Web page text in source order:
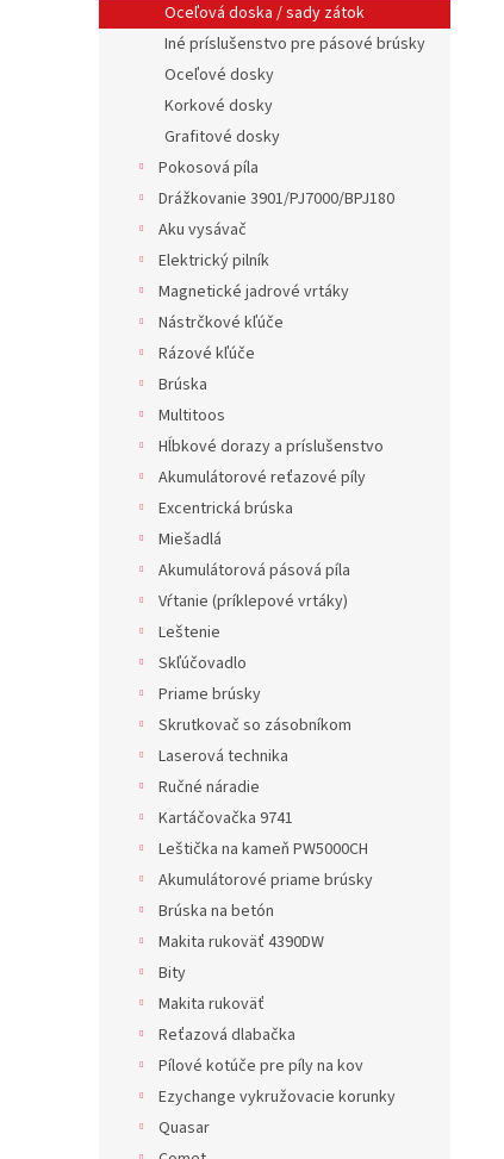
Oceľová doska / sady zátok
Iné príslušenstvo pre pásové brúsky
Oceľové dosky
Korkové dosky
Grafitové dosky
Pokosová píla
Drážkovanie 3901/PJ7000/BPJ180
Aku vysávač
Elektrický pilník
Magnetické jadrové vrtáky
Nástrčkové kľúče
Rázové kľúče
Brúska
Multitoos
Hĺbkové dorazy a príslušenstvo
Akumulátorové reťazové píly
Excentrická brúska
Miešadlá
Akumulátorová pásová píla
Vŕtanie (príklepové vrtáky)
Leštenie
Skľúčovadlo
Priame brúsky
Skrutkovač so zásobníkom
Laserová technika
Ručné náradie
Kartáčovačka 9741
Leštička na kameň PW5000CH
Akumulátorové priame brúsky
Brúska na betón
Makita rukoväť 4390DW
Bity
Makita rukoväť
Reťazová dlabačka
Pílové kotúče pre píly na kov
Ezychange vykružovacie korunky
Quasar